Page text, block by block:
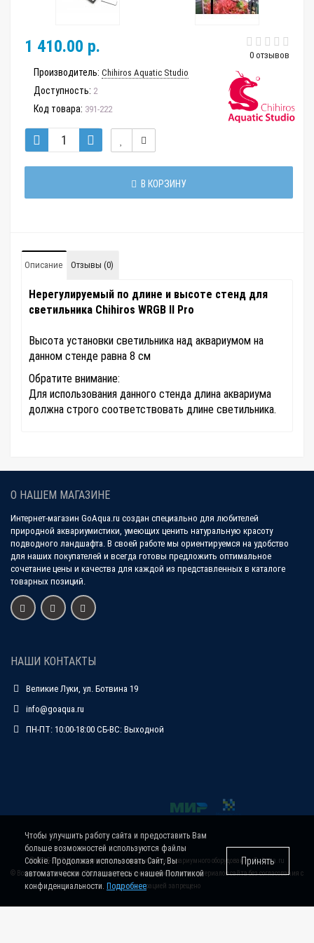
0 отзывов
1 410.00 р.
Производитель: Chihiros Aquatic Studio
Доступность: 2
Код товара: 391-222
В КОРЗИНУ
Описание Отзывы (0)
Нерегулируемый по длине и высоте стенд для
светильника Chihiros WRGB II Pro
Высота установки светильника над аквариумом на
данном стенде равна 8 см
Обратите внимание:
Для использования данного стенда длина аквариума
должна строго соответствовать длине светильника.
О НАШЕМ МАГАЗИНЕ
Интернет-магазин GoAqua.ru создан специально для любителей
природной аквариумистики, умеющих ценить натуральную красоту
подводного ландшафта. В своей работе мы ориентируемся на удобство
для наших покупателей и всегда готовы предложить оптимальное
сочетание цены и качества для каждой из представленных в каталоге
товарных позиций.
НАШИ КОНТАКТЫ
Великие Луки, ул. Ботвина 19
info@goaqua.ru
ПН-ПТ: 10:00-18:00 СБ-ВС: Выходной
© 2015-2019 Интернет-магазин аквариумов и аквариумного оборудованияGoAqua.ru
© Все права защищены. Полное или частичное копирование материалов сайта без согласования с
администрацией запрещено
Чтобы улучшить работу сайта и предоставить Вам
больше возможностей используются файлы
Cookie. Продолжая использовать Сайт, Вы
автоматически соглашаетесь с нашей Политикой
конфиденциальности. Подробнее
Принять